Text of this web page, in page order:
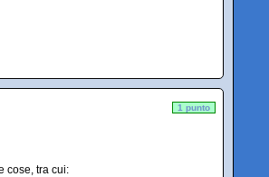
1 punto
cose, tra cui: